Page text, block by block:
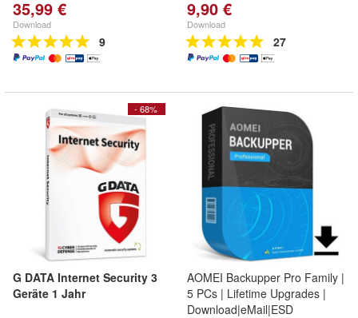
35,99 €
Download
9
9,90 €
Download
27
- 68%
G DATA Internet Security 3
Geräte 1 Jahr
AOMEI Backupper Pro Family |
5 PCs | Lifetime Upgrades |
Download|eMail|ESD